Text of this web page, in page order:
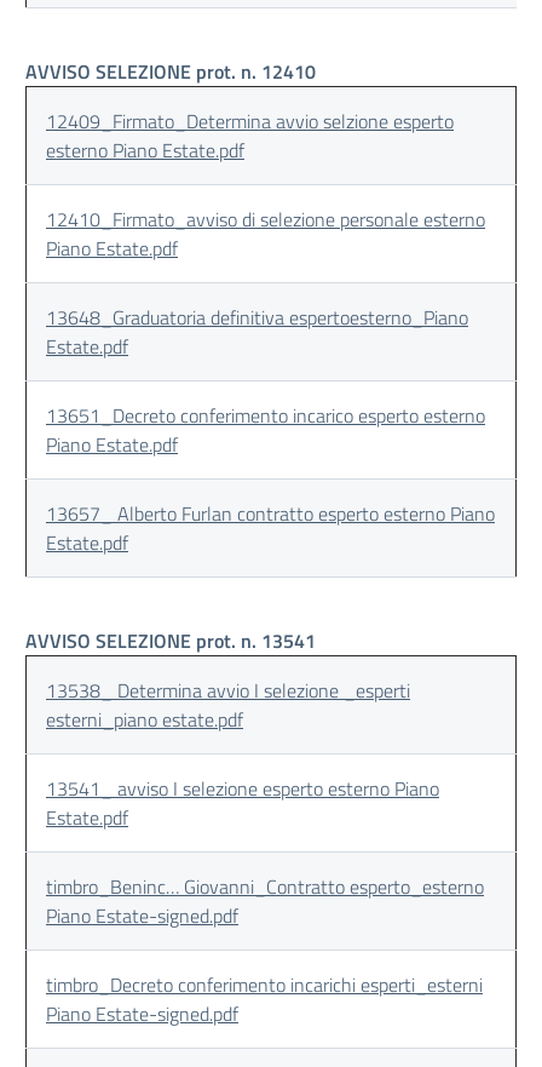
AVVISO SELEZIONE prot. n. 12410
12409_Firmato_Determina avvio selzione esperto
esterno Piano Estate.pdf
12410_Firmato_avviso di selezione personale esterno
Piano Estate.pdf
13648_Graduatoria definitiva espertoesterno_Piano
Estate.pdf
13651_Decreto conferimento incarico esperto esterno
Piano Estate.pdf
13657_ Alberto Furlan contratto esperto esterno Piano
Estate.pdf
AVVISO SELEZIONE prot. n. 13541
13538_ Determina avvio I selezione _esperti
esterni_piano estate.pdf
13541_ avviso I selezione esperto esterno Piano
Estate.pdf
timbro_Beninc… Giovanni_Contratto esperto_esterno
Piano Estate-signed.pdf
timbro_Decreto conferimento incarichi esperti_esterni
Piano Estate-signed.pdf